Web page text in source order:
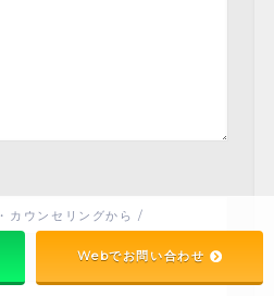
カウンセリングから /
Webでお問い合わせ